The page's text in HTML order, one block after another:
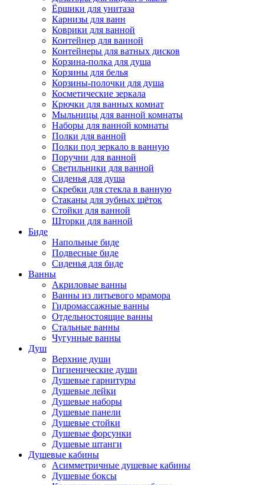
Ёршики для унитаза
Карнизы для ванн
Коврики для ванной
Контейнер для ванной
Контейнеры для ватных дисков
Корзина-полка для душа
Корзины для белья
Корзины-полочки для душа
Косметические зеркала
Крючки для ванных комнат
Мыльницы для ванной комнаты
Наборы для ванной комнаты
Полки для ванной
Полки под зеркало в ванную
Поручни для ванной
Светильники для ванной
Сиденья для душа
Скребки для стекла в ванную
Стаканы для зубных щёток
Стойки для ванной
Шторки для ванной
Биде
Напольные биде
Подвесные биде
Сиденья для биде
Ванны
Акриловые ванны
Ванны из литьевого мрамора
Гидромассажные ванны
Отдельностоящие ванны
Стальные ванны
Чугунные ванны
Душ
Верхние души
Гигиенические души
Душевые гарнитуры
Душевые лейки
Душевые наборы
Душевые панели
Душевые стойки
Душевые форсунки
Душевые штанги
Душевые кабины
Асимметричные душевые кабины
Душевые боксы